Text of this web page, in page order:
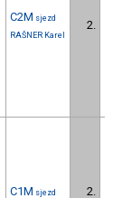
C2M sjezd
RAŠNER Karel
2.
C1M sjezd 2.